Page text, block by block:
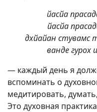
йасйа
йасйа
дхйайан стувамс
ванде
— каждый день я
вспоминать о
медитировать,
Это духовная